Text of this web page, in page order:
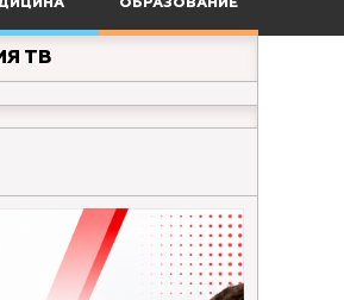
ОБРАЗОВАНИЕ
ТВ